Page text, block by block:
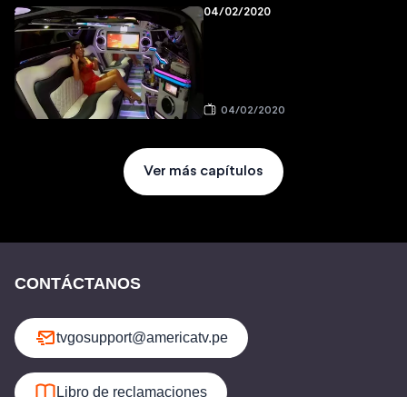
04/02/2020
04/02/2020
Ver más capítulos
CONTÁCTANOS
tvgosupport@americatv.pe
Libro de reclamaciones